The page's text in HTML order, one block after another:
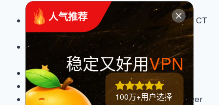
CN2) [USCA_8]
美国洛杉矶-US: Los Angeles, California (DC9 CT
CN2GIA) [USCA_9]
美国弗里蒙特-US: Fremont, California
[USCA_FMT]
美国纽约-US: New York [USNY_2]
美国新泽西-US：USNJ
加拿大温哥华-CA: British Columbia, Vancouver
人气推荐
稳定又好用VPN
100万+用户选择